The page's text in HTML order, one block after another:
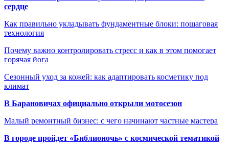
сердце
Как правильно укладывать фундаментные блоки: пошаговая
технология
Почему важно контролировать стресс и как в этом помогает
горячая йога
Сезонный уход за кожей: как адаптировать косметику под
климат
В Барановичах официально открыли мотосезон
Малый ремонтный бизнес: с чего начинают частные мастера
В городе пройдет «Библионочь» с космической тематикой